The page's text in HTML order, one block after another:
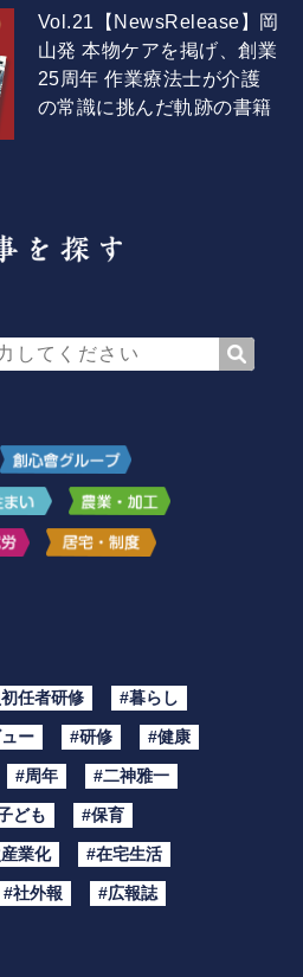
Vol.21【NewsRelease】岡
山発 本物ケアを掲げ、創業
25周年 作業療法士が介護
の常識に挑んだ軌跡の書籍
任者研修 #暮らし
ー #研修 #健康
#周年 #二神雅一
ども #保育
業化 #在宅生活
#社外報 #広報誌